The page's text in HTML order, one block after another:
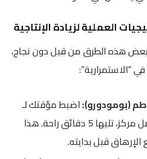
العملية لزيادة الإنتاجية
هذه الطرق من قبل دون نجاح،
“الاستمرارية”:
(بومودورو):اضبط مؤقتك لـ
25 دقيقة عمل مركز، تليها 5 دقائق راحة. هذا
قبل بدايته.